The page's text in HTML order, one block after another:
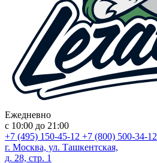
Ежедневно
с 10:00 до 21:00
+7 (495) 150-45-12 +7 (800) 500-34-12
г. Москва, ул. Ташкентская,
д. 28, стр. 1